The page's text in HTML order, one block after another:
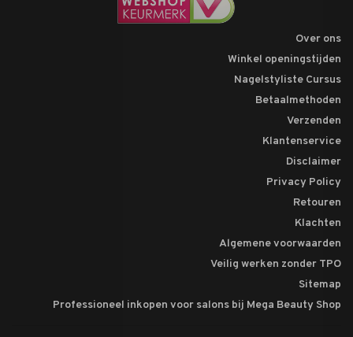
Over ons
Winkel openingstijden
Nagelstyliste Cursus
Betaalmethoden
Verzenden
Klantenservice
Disclaimer
Privacy Policy
Retouren
Klachten
Algemene voorwaarden
Veilig werken zonder TPO
Sitemap
Professioneel inkopen voor salons bij Mega Beauty Shop